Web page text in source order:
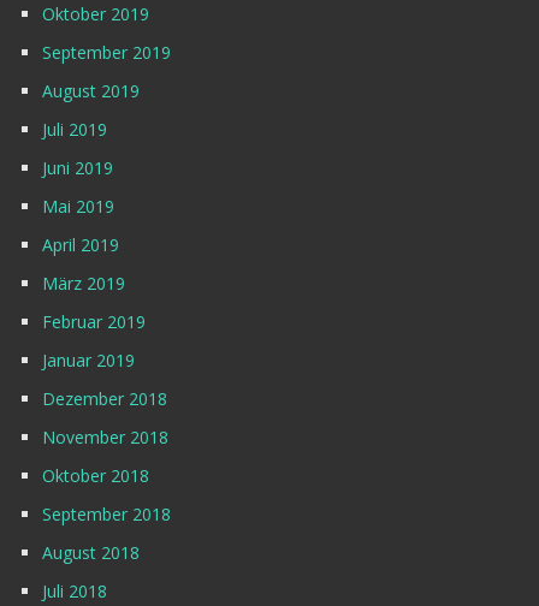
Oktober 2019
September 2019
August 2019
Juli 2019
Juni 2019
Mai 2019
April 2019
März 2019
Februar 2019
Januar 2019
Dezember 2018
November 2018
Oktober 2018
September 2018
August 2018
Juli 2018